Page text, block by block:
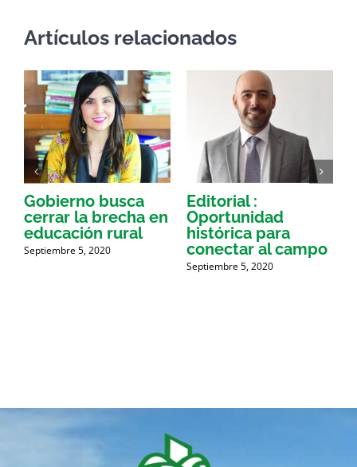
Artículos relacionados
Gobierno busca
cerrar la brecha en
educación rural
Septiembre 5, 2020
Editorial :
Oportunidad
histórica para
conectar al campo
Septiembre 5, 2020